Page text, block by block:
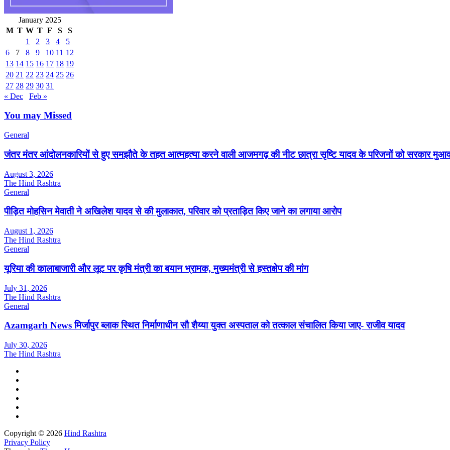
January 2025
M T W T F S
S
1
2 3 4
5
6
7 8 9 10 11 12
13 14 15 16 17 18 19
20 21 22 23 24 25 26
27 28 29 30 31
« Dec
Feb »
You may Missed
General
जंतर मंतर आंदोलनकारियों से हुए समझौते के तहत आत्महत्या करने वाली आजमगढ़ की नीट छात्रा सृष्टि यादव के परिजनों को सरकार
August 3, 2026
The Hind Rashtra
General
पीड़ित मोहसिन मेवाती ने अखिलेश यादव से की मुलाकात, परिवार को प्रताड़ित किए जाने का लगाया आरोप
August 1, 2026
The Hind Rashtra
General
यूरिया की कालाबाजारी और लूट पर कृषि मंत्री का बयान भ्रामक, मुख्यमंत्री से हस्तक्षेप की मांग
July 31, 2026
The Hind Rashtra
General
Azamgarh News मिर्जापुर ब्लाक स्थित निर्माणाधीन सौ शैय्या युक्त अस्पताल को तत्काल संचालित किया जाए- राजीव यादव
July 30, 2026
The Hind Rashtra
Copyright © 2026 Hind Rashtra
Privacy Policy